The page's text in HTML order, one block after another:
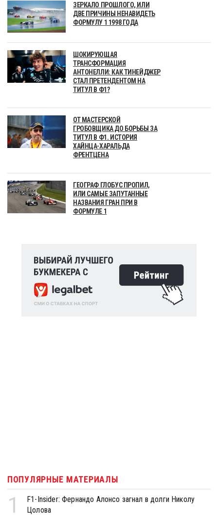
ЗЕРКАЛО ПРОШЛОГО, ИЛИ
ДВЕ ПРИЧИНЫ НЕНАВИДЕТЬ
ФОРМУЛУ 1 1998 ГОДА
ШОКИРУЮЩАЯ
ТРАНСФОРМАЦИЯ
АНТОНЕЛЛИ: КАК ТИНЕЙДЖЕР
СТАЛ ПРЕТЕНДЕНТОМ НА
ТИТУЛ В Ф1?
ОТ МАСТЕРСКОЙ
ГРОБОВЩИКА ДО БОРЬБЫ ЗА
ТИТУЛ В Ф1. ИСТОРИЯ
ХАЙНЦА-ХАРАЛЬДА
ФРЕНТЦЕНА
ГЕОГРАФ ГЛОБУС ПРОПИЛ,
ИЛИ САМЫЕ ЗАПУТАННЫЕ
НАЗВАНИЯ ГРАН ПРИ В
ФОРМУЛЕ 1
ПОПУЛЯРНЫЕ МАТЕРИАЛЫ
1
F1-Insider: Фернандо Алонсо загнал в долги Николу
Цолова